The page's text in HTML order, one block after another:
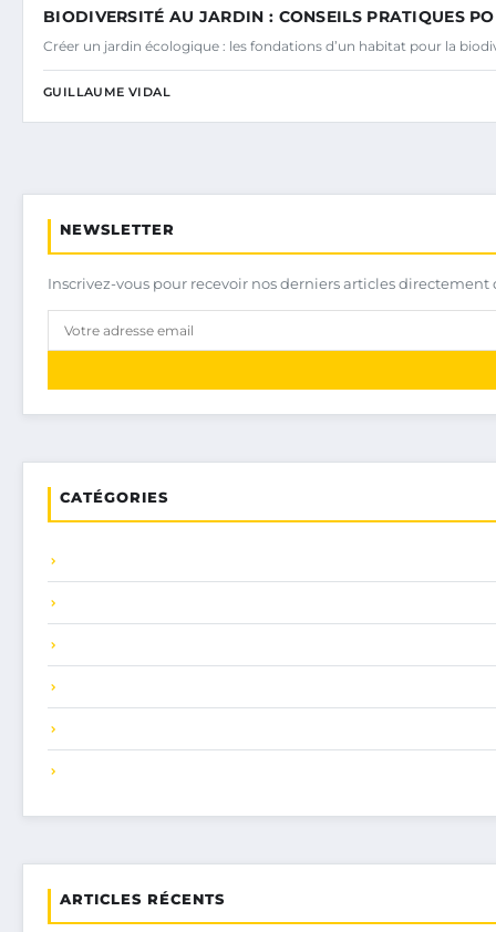
BIODIVERSITÉ AU JARDIN : CONSEILS PRATIQUES
Créer un jardin écologique : les fondations d’un habitat pour la
GUILLAUME VIDAL
NEWSLETTER
Inscrivez-vous pour recevoir nos derniers articles
CATÉGORIES
ARTICLES RÉCENTS